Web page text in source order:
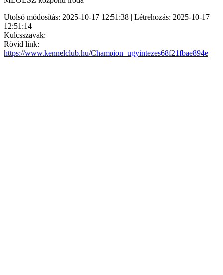
Utolsó módosítás: 2025-10-17 12:51:38 | Létrehozás: 2025-10-17
12:51:14
Kulcsszavak:
Rövid link:
https://www.kennelclub.hu/Champion_ugyintezes68f21fbae894e